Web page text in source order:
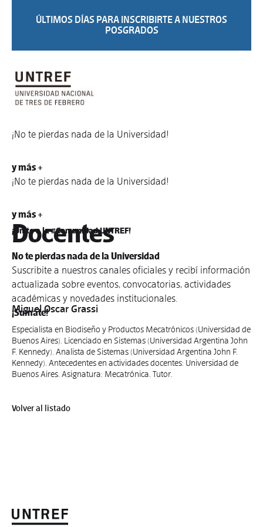
ÚLTIMOS DÍAS PARA INSCRIBIRTE A NUESTROS
POSGRADOS
¡No te pierdas nada de la Universidad!
y más +
¡No te pierdas nada de la Universidad!
y más +
¡Unite a la #Comunidad UNTREF!
No te pierdas nada de la Universidad
Suscribite a nuestros canales oficiales y recibí información
actualizada sobre eventos, convocatorias, actividades
académicas y novedades institucionales.
¡Sumate!
Docentes
Miguel Oscar Grassi
Especialista en Biodiseño y Productos Mecatrónicos (Universidad de
Buenos Aires). Licenciado en Sistemas (Universidad Argentina John
F. Kennedy). Analista de Sistemas (Universidad Argentina John F.
Kennedy). Antecedentes en actividades docentes: Universidad de
Buenos Aires. Asignatura: Mecatrónica. Tutor.
Volver al listado